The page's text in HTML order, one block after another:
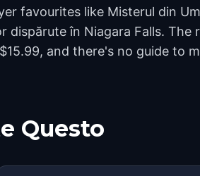
favourites like Misterul din
dispărute în Niagara Falls. The
and there's no guide to
Questo